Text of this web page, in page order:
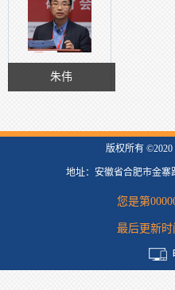
朱伟
版权所有
地址：安徽省合肥市金寨
您是第
最后更新时